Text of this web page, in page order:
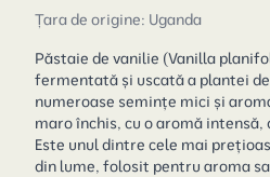
Țara de origine: Uganda
Păstaie de vanilie (Vanilla
fermentată și uscată a plantei
numeroase semințe mici și
maro închis, cu o aromă
Este unul dintre cele mai
din lume, folosit pentru aroma